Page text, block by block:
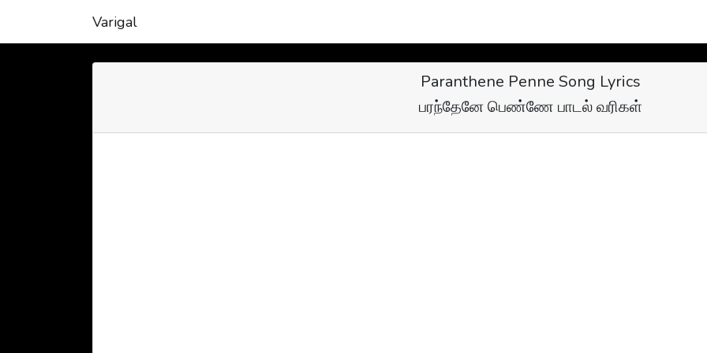
Varigal
Paranthene Penne Song Lyrics
பரந்தேனே பெண்ணே பாடல் வரிகள்